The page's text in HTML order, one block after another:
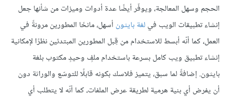
الحجم وسهل المعالجة، ويوفّر أيضًا عدة أدوات وميزات من شأنها جعل
إنشاء تطبيقات الويب فيلغة بايثون أسهل، مانحًا المطورين مرونةً في
العمل، كما أنّه أبسط للاستخدام من قِبل المطورين المبتدئين نظرًا لإمكانية
إنشاء تطبيق ويب كامل بسرعة باستخدام ملفٍ وحيدٍ مكتوب بلغة
بايثون. إضافةً لما سبق، يتميز فلاسك بكونه قابلًا للتوسّع والوراثة دون
أن يفرض أي بنية هرمية لطريقة عرض الملفات، كما أنّه لا يتطلب أي